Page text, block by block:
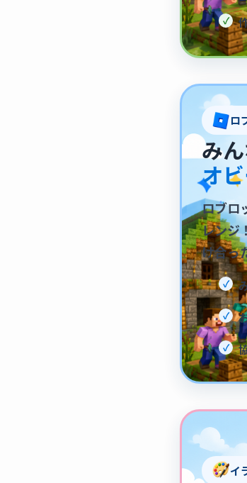
ロ
み
オ
ロブロ
レンジ
け合っ
イ